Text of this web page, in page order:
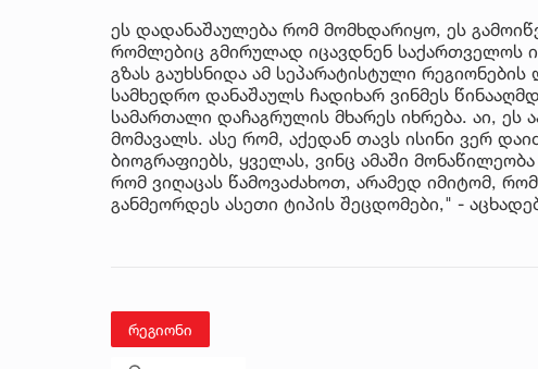
ეს დადანაშაულება რომ მომხდარიყო, ეს
რომლებიც გმირულად იცავდნენ საქართველოს
გზას გაუხსნიდა ამ სეპარატისტული
სამხედრო დანაშაულს ჩადიხარ ვინმეს
სამართალი დაჩაგრულის მხარეს იხრება. აი,
მომავალს. ასე რომ, აქედან თავს ისინი ვერ
ბიოგრაფიებს, ყველას, ვინც ამაში
რომ ვიღაცას წამოვაძახოთ, არამედ იმიტომ,
განმეორდეს ასეთი ტიპის შეცდომები," -
რეგიონი